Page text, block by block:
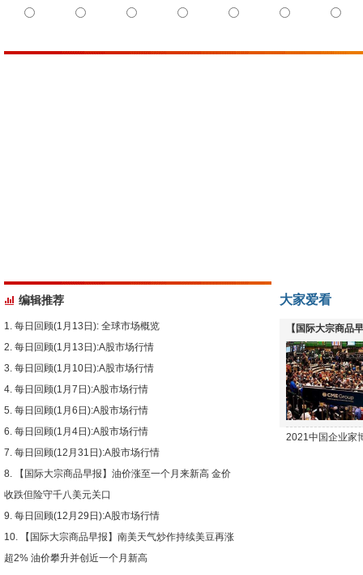
编辑推荐
每日回顾(1月13日): 全球市场概览
每日回顾(1月13日):A股市场行情
每日回顾(1月10日):A股市场行情
每日回顾(1月7日):A股市场行情
每日回顾(1月6日):A股市场行情
每日回顾(1月4日):A股市场行情
每日回顾(12月31日):A股市场行情
【国际大宗商品早报】油价涨至一个月来新高 金价
收跌但险守千八美元关口
每日回顾(12月29日):A股市场行情
【国际大宗商品早报】南美天气炒作持续美豆再涨
超2% 油价攀升并创近一个月新高
大家爱看
【国际大宗商品
下跌
2021中国企业家